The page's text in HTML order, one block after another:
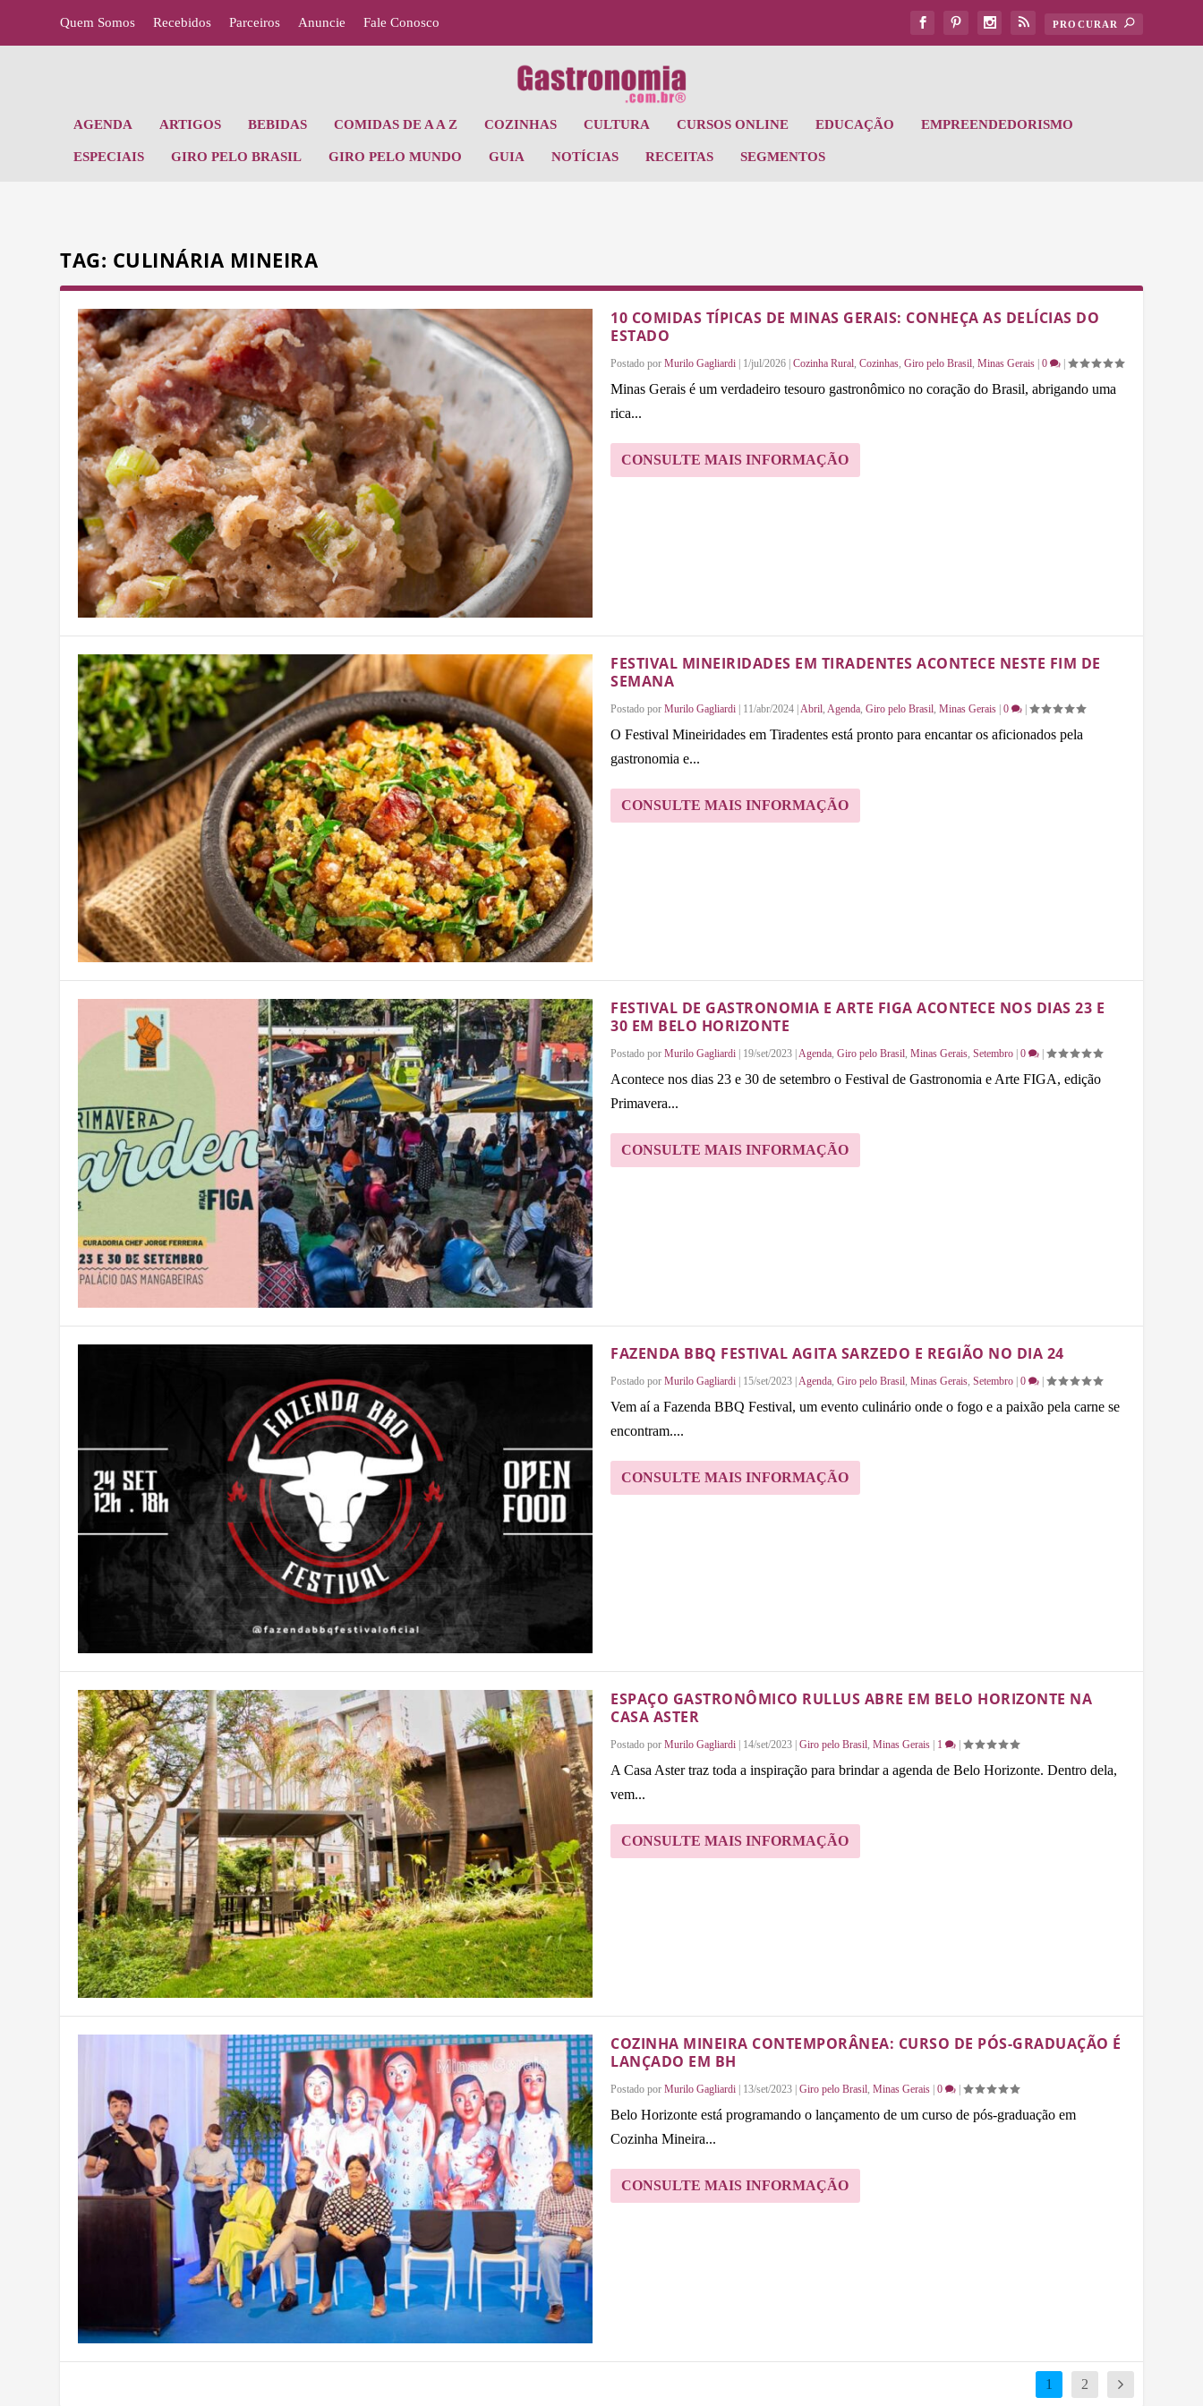
Quem Somos Recebidos Parceiros Anuncie Fale Conosco
AGENDA ARTIGOS BEBIDAS COMIDAS DE A A Z COZINHAS CULTURA CURSOS ONLINE EDUCAÇÃO EMPREENDEDORISMO
ESPECIAIS GIRO PELO BRASIL GIRO PELO MUNDO GUIA NOTÍCIAS RECEITAS SEGMENTOS
TAG: CULINÁRIA MINEIRA
10 COMIDAS TÍPICAS DE MINAS GERAIS: CONHEÇA AS DELÍCIAS DO
ESTADO
Postado por Murilo Gagliardi 1/jul/2026 Cozinha Rural, Cozinhas, Giro pelo Brasil, Minas Gerais 0
Minas Gerais é um verdadeiro tesouro gastronômico no coração do Brasil, abrigando uma
rica...
CONSULTE MAIS INFORMAÇÃO
FESTIVAL MINEIRIDADES EM TIRADENTES ACONTECE NESTE FIM DE
SEMANA
Postado por Murilo Gagliardi | 11/abr/2024 | Abril Agenda Giro pelo Brasil Minas Gerais | 0 |
O Festival Mineiridades em Tiradentes está pronto para encantar os aficionados pela
gastronomia e...
CONSULTE MAIS INFORMAÇÃO
FESTIVAL DE GASTRONOMIA E ARTE FIGA ACONTECE NOS DIAS 23 E
30 EM BELO HORIZONTE
Postado por Murilo Gagliardi 19/set/2023 Agenda, Giro pelo Brasil, Minas Gerais, Setembro 0
Acontece nos dias 23 e 30 de setembro o Festival de Gastronomia e Arte FIGA, edição
Primavera...
CONSULTE MAIS INFORMAÇÃO
FAZENDA BBQ FESTIVAL AGITA SARZEDO E REGIÃO NO DIA 24
Postado por Murilo Gagliardi 15/set/2023 Agenda, Giro pelo Brasil, Minas Gerais, Setembro 0
Vem aí a Fazenda BBQ Festival, um evento culinário onde o fogo e a paixão pela carne se
encontram....
CONSULTE MAIS INFORMAÇÃO
ESPAÇO GASTRONÔMICO RULLUS ABRE EM BELO HORIZONTE NA
CASA ASTER
Postado por Murilo Gagliardi | 14/set/2023 | Giro pelo Brasil Minas Gerais | 1 |
A Casa Aster traz toda a inspiração para brindar a agenda de Belo Horizonte. Dentro dela,
vem...
CONSULTE MAIS INFORMAÇÃO
COZINHA MINEIRA CONTEMPORÂNEA: CURSO DE PÓS-GRADUAÇÃO É
LANÇADO EM BH
Postado por Murilo Gagliardi 13/set/2023 Giro pelo Brasil, Minas Gerais 0
Belo Horizonte está programando o lançamento de um curso de pós-graduação em
Cozinha Mineira...
CONSULTE MAIS INFORMAÇÃO
1 2